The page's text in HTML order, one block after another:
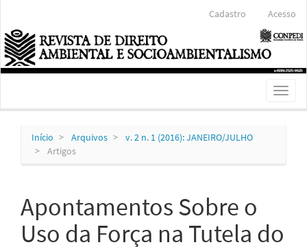
Conteúdo
principal
Barra
Lateral
Cadastro Acesso
Toggle
Início Arquivos
v. 2 n. 1 (2016): JANEIRO/JULHO
Artigos
Apontamentos Sobre o
Uso da Força na Tutela do